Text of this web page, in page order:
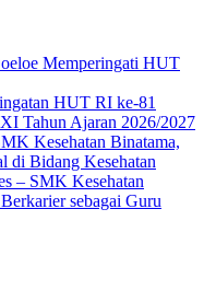
Memperingati HUT
HUT RI ke-81
Tahun Ajaran 2026/2027
Kesehatan Binatama,
di Bidang Kesehatan
– SMK Kesehatan
sebagai Guru